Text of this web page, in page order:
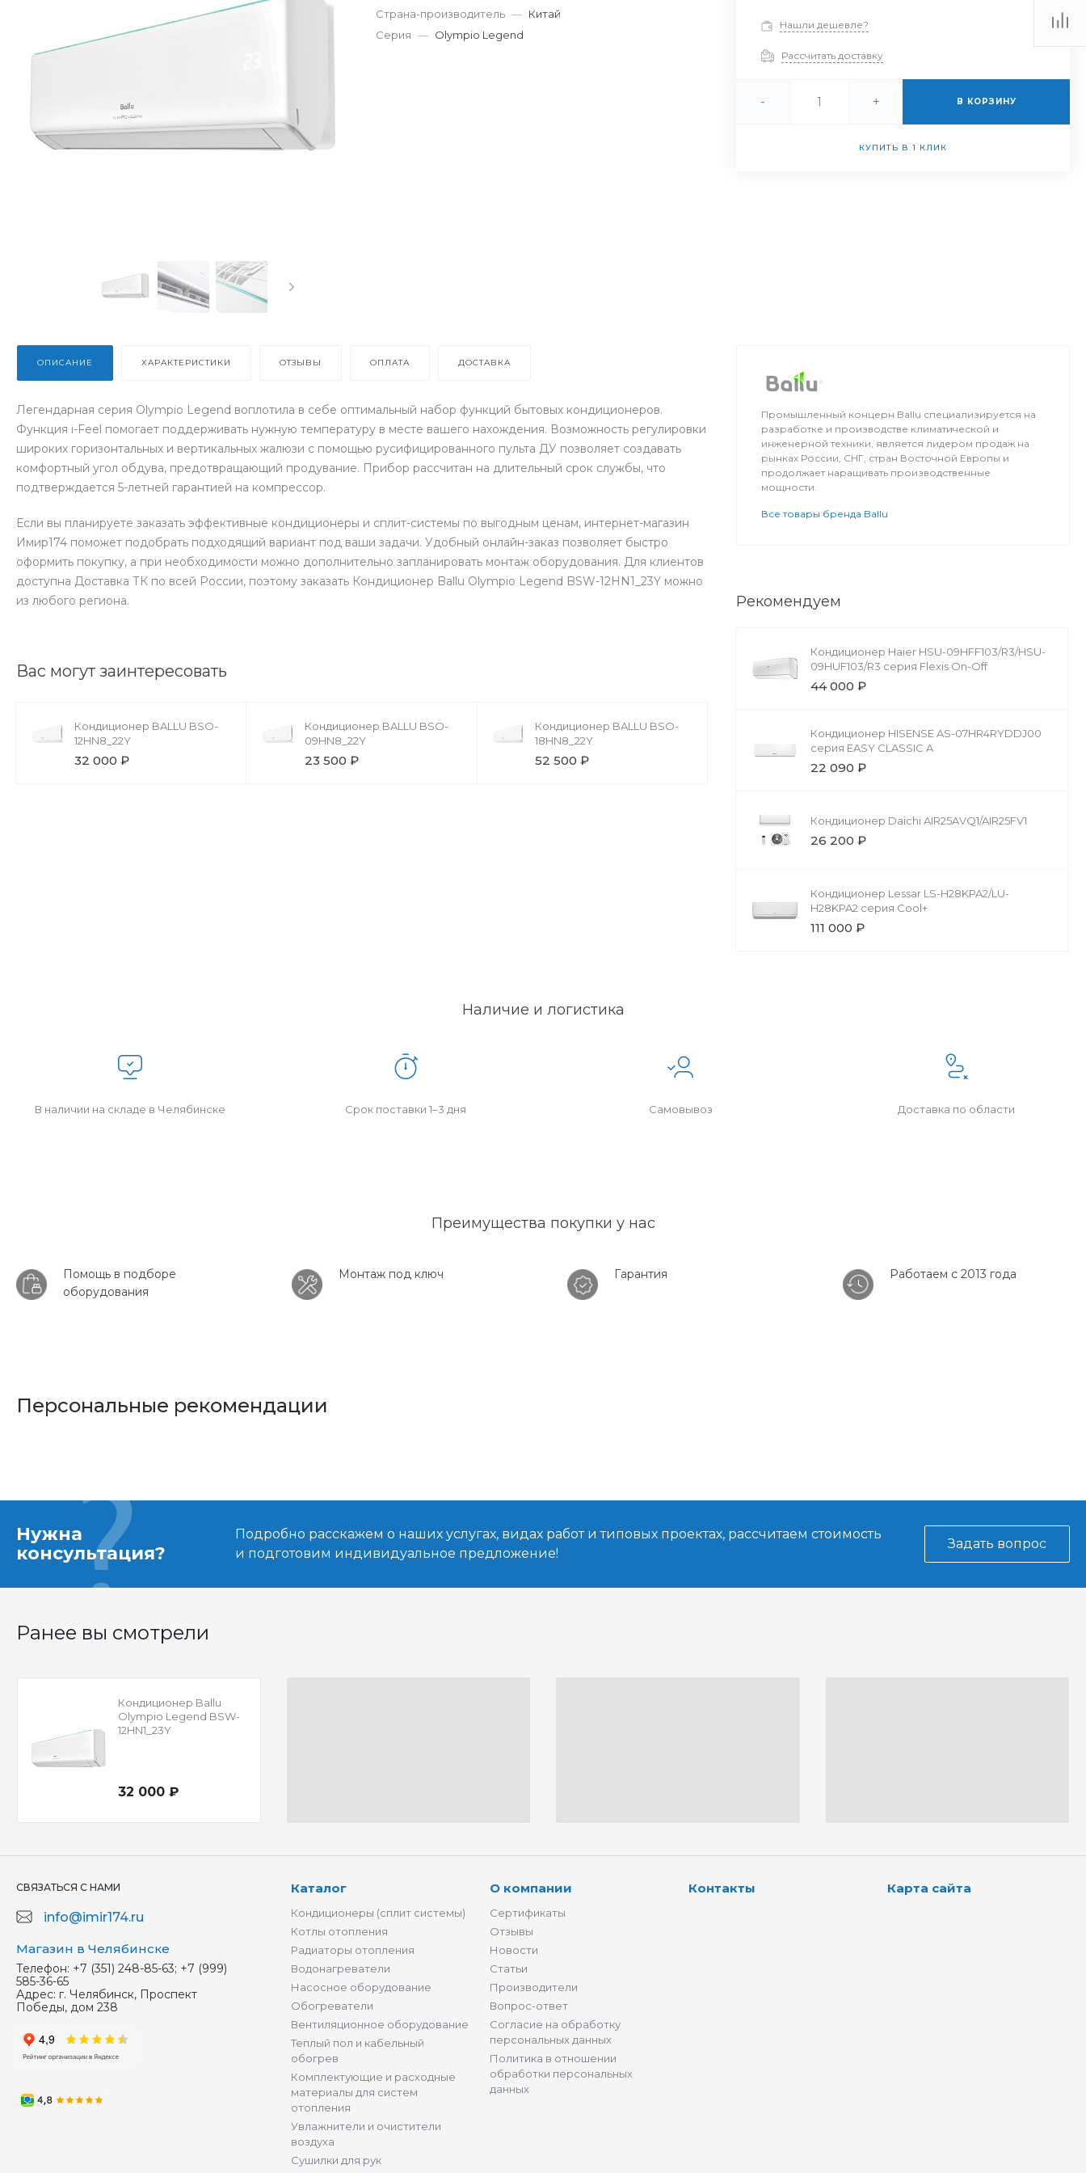
Страна-производитель — Китай
Серия — Olympio Legend
Нашли дешевле?
Рассчитать доставку
- + В КОРЗИНУ
КУПИТЬ В 1 КЛИК
ОПИСАНИЕ ХАРАКТЕРИСТИКИ ОТЗЫВЫ ОПЛАТА ДОСТАВКА
Легендарная серия Olympio Legend воплотила в себе оптимальный набор функций бытовых кондиционеров.
Функция i-Feel помогает поддерживать нужную температуру в месте вашего нахождения. Возможность регулировки
широких горизонтальных и вертикальных жалюзи с помощью русифицированного пульта ДУ позволяет создавать
комфортный угол обдува, предотвращающий продувание. Прибор рассчитан на длительный срок службы, что
подтверждается 5-летней гарантией на компрессор.
Если вы планируете заказать эффективные кондиционеры и сплит-системы по выгодным ценам, интернет-магазин
Имир174 поможет подобрать подходящий вариант под ваши задачи. Удобный онлайн-заказ позволяет быстро
оформить покупку, а при необходимости можно дополнительно запланировать монтаж оборудования. Для клиентов
доступна Доставка ТК по всей России, поэтому заказать Кондиционер Ballu Olympio Legend BSW-12HN1_23Y можно
из любого региона.
Вас могут заинтересовать
Кондиционер BALLU BSO-
12HN8_22Y
32 000 ₽
Кондиционер BALLU BSO-
09HN8_22Y
23 500 ₽
Кондиционер BALLU BSO-
18HN8_22Y
52 500 ₽
Промышленный концерн Ballu специализируется на
разработке и производстве климатической и
инженерной техники, является лидером продаж на
рынках России, СНГ, стран Восточной Европы и
продолжает наращивать производственные
мощности.
Все товары бренда Ballu
Рекомендуем
Кондиционер Haier HSU-09HFF103/R3/HSU-
09HUF103/R3 серия Flexis On-Off
44 000 ₽
Кондиционер HISENSE AS-07HR4RYDDJ00
серия EASY CLASSIC A
22 090 ₽
Кондиционер Daichi AIR25AVQ1/AIR25FV1
26 200 ₽
Кондиционер Lessar LS-H28KPA2/LU-
H28KPA2 серия Cool+
111 000 ₽
Наличие и логистика
В наличии на складе в Челябинске Срок поставки 1–3 дня Самовывоз Доставка по области
Преимущества покупки у нас
Помощь в подборе
оборудования
Монтаж под ключ Гарантия Работаем с 2013 года
Персональные рекомендации
Нужна
консультация?
Подробно расскажем о наших услугах, видах работ и типовых проектах, рассчитаем стоимость
и подготовим индивидуальное предложение!
Задать вопрос
Ранее вы смотрели
Кондиционер Ballu
Olympio Legend BSW-
12HN1_23Y
32 000 ₽
СВЯЗАТЬСЯ С НАМИ
info@imir174.ru
Магазин в Челябинске
Телефон: +7 (351) 248-85-63; +7 (999)
585-36-65
Адрес: г. Челябинск, Проспект
Победы, дом 238
Каталог
Кондиционеры (сплит системы)
Котлы отопления
Радиаторы отопления
Водонагреватели
Насосное оборудование
Обогреватели
Вентиляционное оборудование
Теплый пол и кабельный
обогрев
Комплектующие и расходные
материалы для систем
отопления
Увлажнители и очистители
воздуха
Сушилки для рук
О компании
Сертификаты
Отзывы
Новости
Статьи
Производители
Вопрос-ответ
Согласие на обработку
персональных данных
Политика в отношении
обработки персональных
данных
Контакты Карта сайта